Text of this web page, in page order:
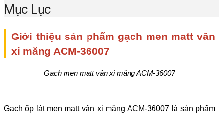
Mục Lục
Giới thiệu sản phẩm gạch men matt vân
xi măng ACM-36007
Gạch men matt vân xi măng ACM-36007
Gạch ốp lát men matt vân xi măng ACM-36007 là sản phẩm